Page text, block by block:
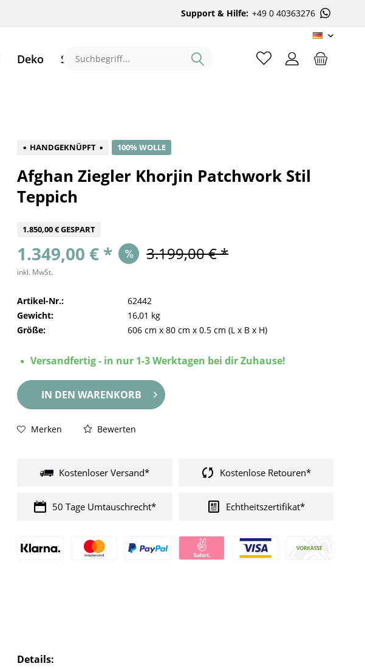
Support & Hilfe: +49 0 40363276
DE
Deko Sale %
HANDGEKNÜPFT 100% WOLLE
Afghan Ziegler Khorjin Patchwork Stil
Teppich
1.850,00 € GESPART
1.349,00 € * 3.199,00 € *
inkl. MwSt.
Artikel-Nr.:
62442
Gewicht:
16,01 kg
Größe:
606 cm x80 cm x0.5 cm (L x B x H)
Versandfertig - in nur 1-3 Werktagen bei dir Zuhause!
IN DEN WARENKORB
Merken Bewerten
Kostenloser Versand* Kostenlose Retouren*
50 Tage Umtauschrecht* Echtheitszertifikat*
Details: